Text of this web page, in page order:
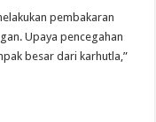
pembakaran
Upaya pencegahan
besar dari karhutla,”